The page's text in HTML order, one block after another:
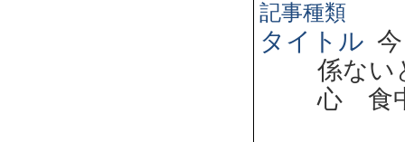
記事種類
タイトル
係ない
心 食